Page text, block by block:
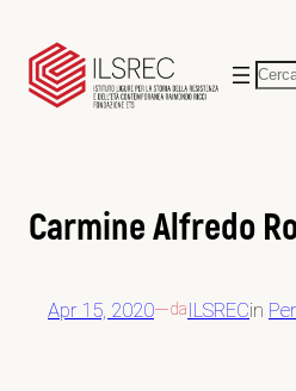
contenuto
Carmine Alfredo
Apr 15, 2020—daILSRECin